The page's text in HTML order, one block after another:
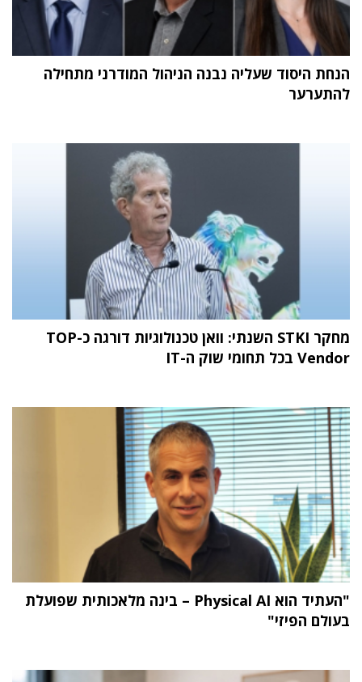
הנחת היסוד שעליה נבנה הניהול המודרני מתחילה
להתערער
מחקר STKI השנתי: וואן טכנולוגיות דורגה כ-TOP
Vendor בכל תחומי שוק ה-IT
"העתיד הוא Physical AI – בינה מלאכותית שפועלת
בעולם הפיזי"